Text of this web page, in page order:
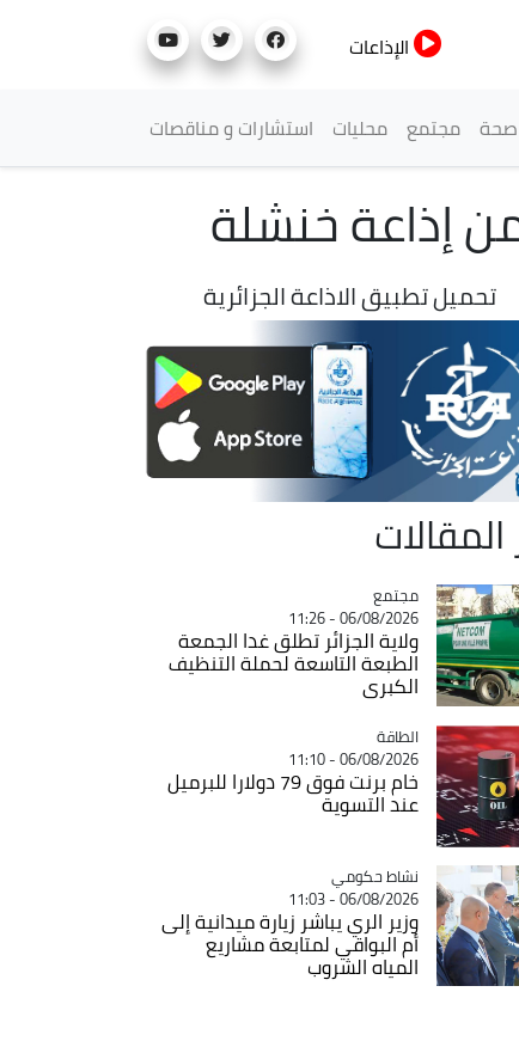
الإذاعات
صحة مجتمع محليات استشارات و مناقصات
إذاعة خنشلة
تحميل تطبيق الاذاعة الجزائرية
المقالات
Catégorie
مجتمع
06/08/2026 - 11:26
ولاية الجزائر تطلق غدا الجمعة
الطبعة التاسعة لحملة التنظيف
الكبرى
Catégorie
الطاقة
06/08/2026 - 11:10
خام برنت فوق 79 دولارا للبرميل
عند التسوية
Catégorie
نشاط حكومي
06/08/2026 - 11:03
وزير الري يباشر زيارة ميدانية إلى
أم البواقي لمتابعة مشاريع
المياه الشروب